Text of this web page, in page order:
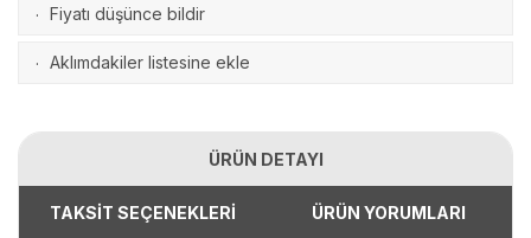
· Fiyatı düşünce bildir
· Aklımdakiler listesine ekle
ÜRÜN DETAYI
TAKSİT SEÇENEKLERİ ÜRÜN YORUMLARI